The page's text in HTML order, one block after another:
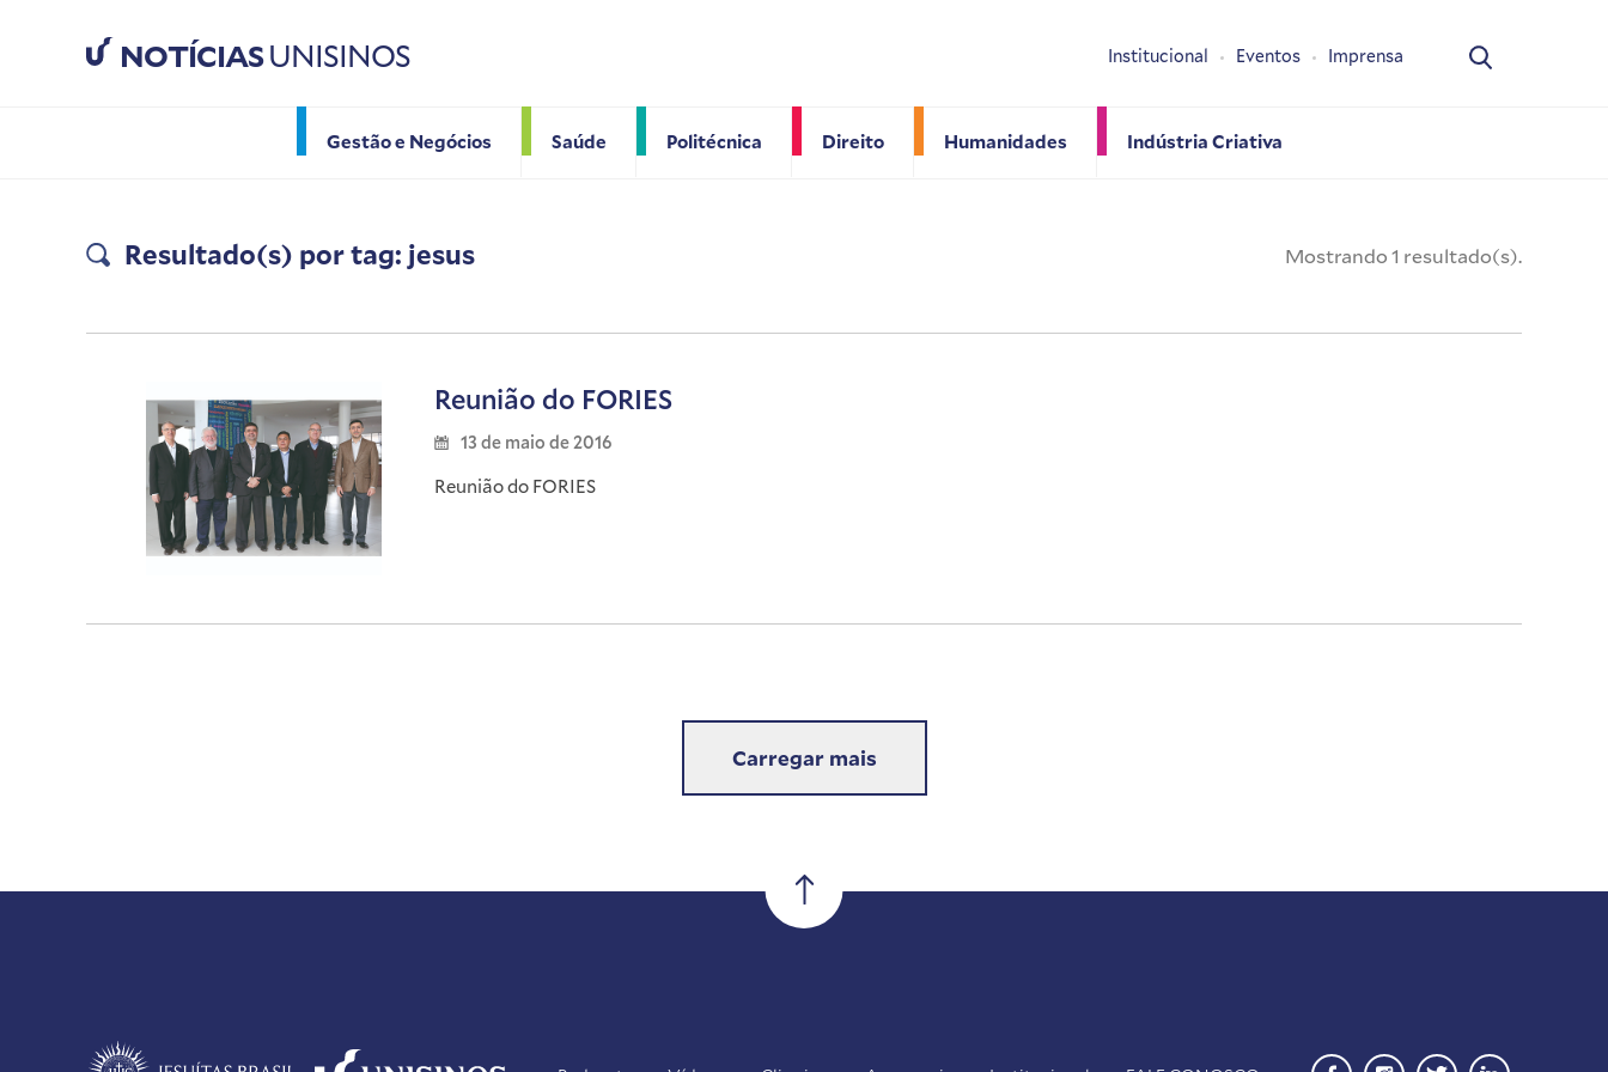
NOTÍCIASUNISINOS
Gestão e Negócios Saúde Politécnica Direito Humanidades Indústria Criativa
Institucional Eventos Imprensa
Resultado(s) por tag: jesus Mostrando 1 resultado(s).
Reunião do FORIES
13 de maio de 2016
Reunião do FORIES
Carregar mais